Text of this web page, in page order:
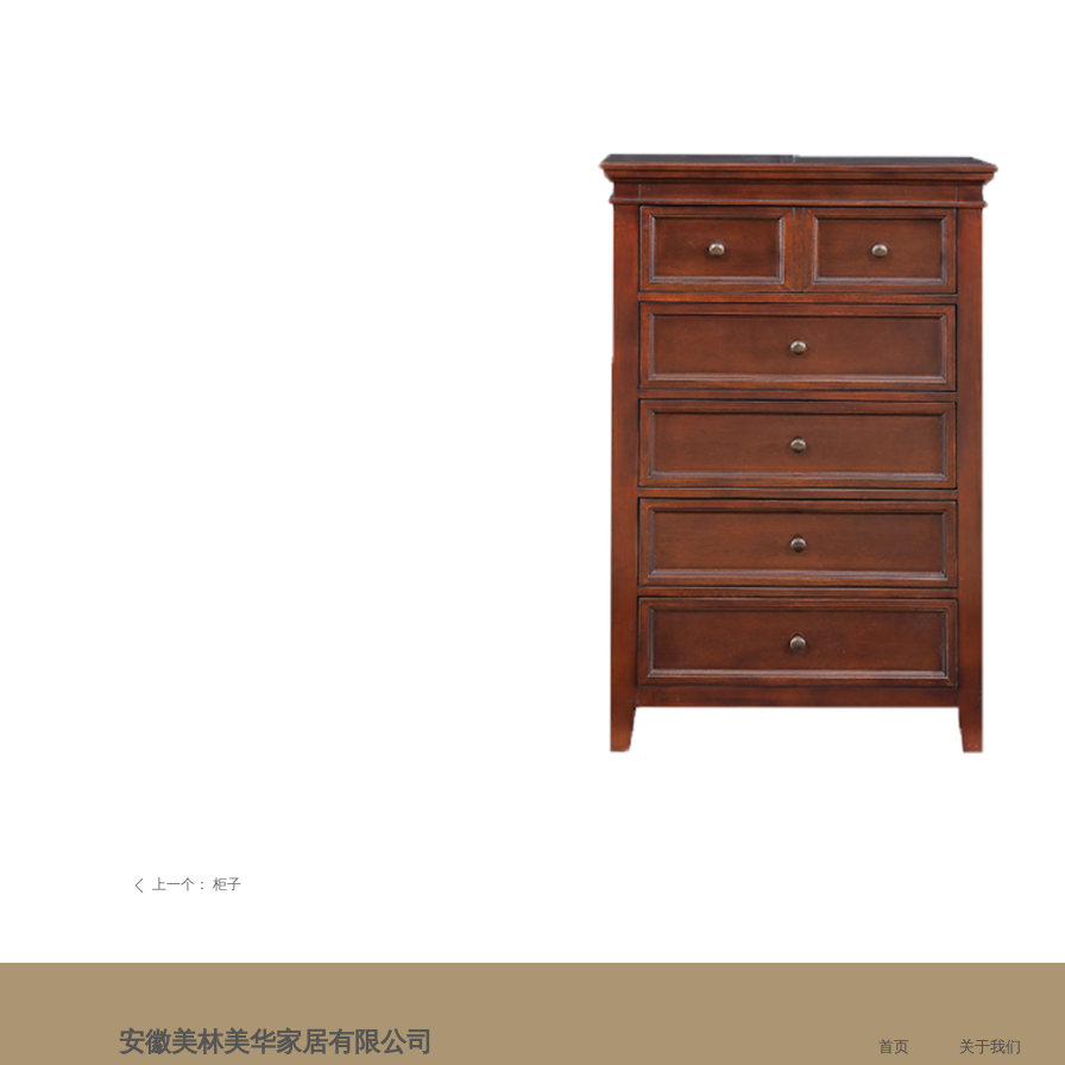
ꄴ 上一个： 柜子
安徽美林美华家居有限公司 首页 关于我们